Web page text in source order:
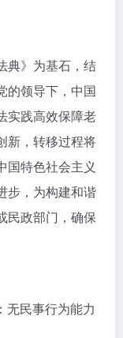
典》为基石，结
的领导下，中国
实践高效保障老
新，转移过程将
国特色社会主义
步，为构建和谐
民政部门，确保
无民事行为能力